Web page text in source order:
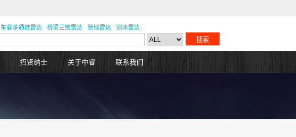
车载多通道雷达 桥梁三维雷达 管线雷达 测冰雷达
招贤纳士 关于中睿 联系我们